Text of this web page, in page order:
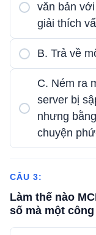
văn bản
giải thích
B. Trả về
C. Ném ra
server bị
nhưng
chuyện
CÂU 3:
Làm thế nào
số mà một